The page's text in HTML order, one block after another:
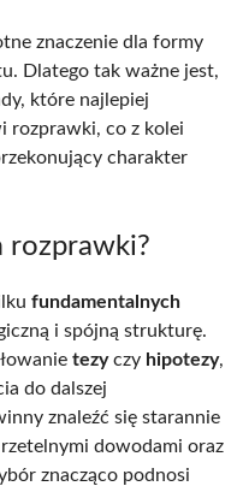
znaczenie dla formy
Dlatego tak ważne jest,
które najlepiej
rozprawki, co z kolei
charakter
rozprawki?
fundamentalnych
i spójną strukturę.
tezyczy hipotezy,
do dalszej
znaleźć się starannie
dowodami oraz
znacząco podnosi